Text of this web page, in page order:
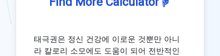
태극권은 정신 건강에 이로운 것뿐만 아니
라 칼로리 소모에도 도움이 되어 전반적인